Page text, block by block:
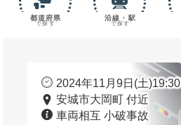
都道府県
で探す
沿線・駅
で探す
2024年11月9日(土)19:30
安城市大岡町 付近
車両相互 小破事故